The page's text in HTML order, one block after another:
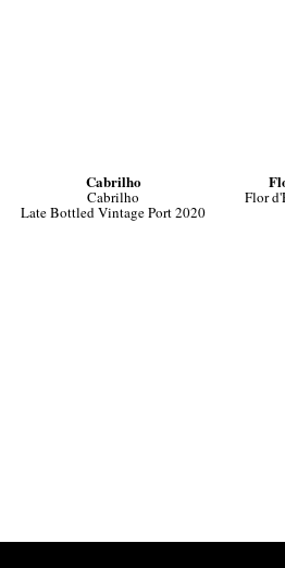
Cabrilho
Cabrilho
Late Bottled Vintage Port 2020
Flor